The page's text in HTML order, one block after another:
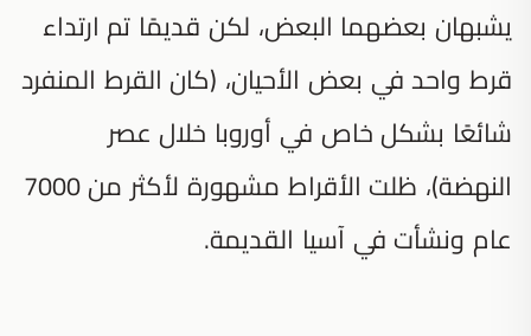
يشبهان بعضهما البعض، لكن قديمًا تم ارتداء
قرط واحد في بعض الأحيان، (كان القرط المنفرد
شائعًا بشكل خاص في أوروبا خلال عصر
النهضة)، ظلت الأقراط مشهورة لأكثر من 7000
عام ونشأت في آسيا القديمة.